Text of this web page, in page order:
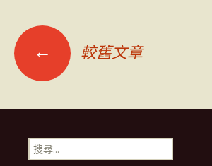
文
章
導
← 較舊文章
搜
尋